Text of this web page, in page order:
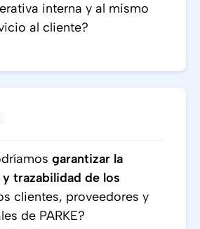
interna y al mismo
al cliente?
garantizar la
trazabilidad de los
clientes, proveedores y
de PARKE?